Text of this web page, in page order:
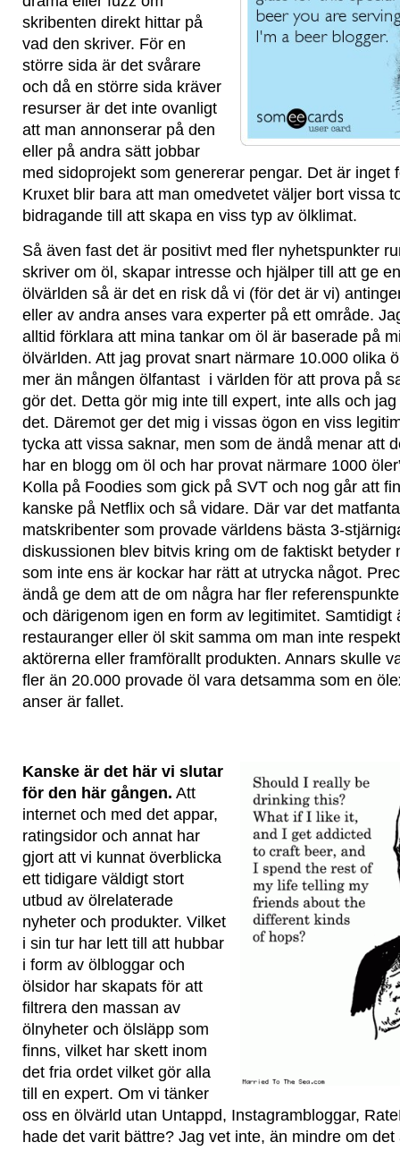
skribenten direkt hittar på
vad den skriver. För en
större sida är det svårare
och då en större sida kräver
resurser är det inte ovanligt
att man annonserar på den
eller på andra sätt jobbar
med sidoprojekt som genererar pengar. Det är inget
Kruxet blir bara att man omedvetet väljer bort vissa
bidragande till att skapa en viss typ av ölklimat.
Så även fast det är positivt med fler nyhetspunkter
skriver om öl, skapar intresse och hjälper till att ge
ölvärlden så är det en risk då vi (för det är vi)
eller av andra anses vara experter på ett område.
alltid förklara att mina tankar om öl är baserade på
ölvärlden. Att jag provat snart närmare 10.000 olika
mer än mången ölfantast i världen för att prova på
gör det. Detta gör mig inte till expert, inte alls och
det. Däremot ger det mig i vissas ögon en viss
tycka att vissa saknar, men som de ändå menar att
har en blogg om öl och har provat närmare 1000
Kolla på Foodies som gick på SVT och nog går att
kanske på Netflix och så vidare. Där var det
matskribenter som provade världens bästa 3-
diskussionen blev bitvis kring om de faktiskt betyder
som inte ens är kockar har rätt at utrycka något.
ändå ge dem att de om några har fler
och därigenom igen en form av legitimitet. Samtidigt
restauranger eller öl skit samma om man inte
aktörerna eller framförallt produkten. Annars skulle
fler än 20.000 provade öl vara detsamma som en
anser är fallet.
Kanske är det här vi slutar
för den här gången. Att
internet och med det appar,
ratingsidor och annat har
gjort att vi kunnat överblicka
ett tidigare väldigt stort
utbud av ölrelaterade
nyheter och produkter. Vilket
i sin tur har lett till att hubbar
i form av ölbloggar och
ölsidor har skapats för att
filtrera den massan av
ölnyheter och ölsläpp som
finns, vilket har skett inom
det fria ordet vilket gör alla
till en expert. Om vi tänker
oss en ölvärld utan Untappd, Instagrambloggar,
hade det varit bättre? Jag vet inte, än mindre om